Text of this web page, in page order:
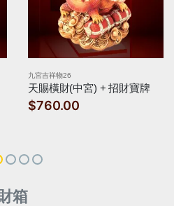
九宮吉祥物26
天賜橫財(中宮) + 招財寶牌
$760.00
箱